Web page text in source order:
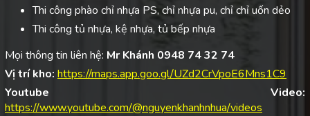
Thi công phào chỉ nhựa PS, chỉ nhựa pu, chỉ chỉ uốn dẻo
Thi công tủ nhựa, kệ nhựa, tủ bếp nhựa
Mọi thông tin liên hệ: Mr Khánh 0948 74 32 74
Vị trí kho: https://maps.app.goo.gl/UZd2CrVpoE6Mns1C9
Youtube Video:
https://www.youtube.com/@nguyenkhanhnhua/videos